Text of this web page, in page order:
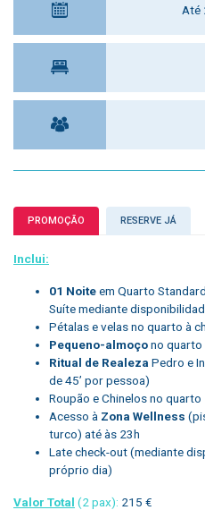
Até
PROMOÇÃO RESERVE JÁ
Inclui:
01 Noiteem Quarto
Suíte mediante
Pétalas e velas no quarto à
Pequeno-almoçono
Ritual de Realeza Pedro e
de 45’ por pessoa)
Roupão e Chinelos no quarto
Acesso à Zona Wellness
turco) até às 23h
Late check-out (mediante
próprio dia)
Valor Total (2 pax): 215 €